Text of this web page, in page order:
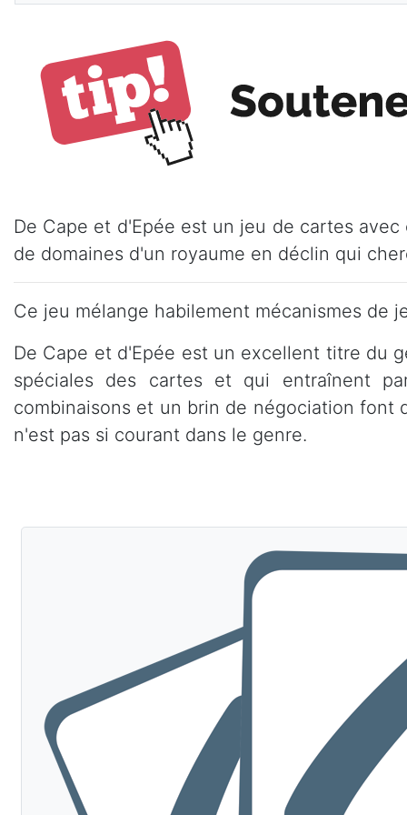
De Cape et d'Epée est un jeu de cartes
de domaines d'un royaume en déclin qui
Ce jeu mélange habilement mécanismes de
De Cape et d'Epée est un excellent titre du
spéciales des cartes et qui entraînent
combinaisons et un brin de négociation font
n'est pas si courant dans le genre.